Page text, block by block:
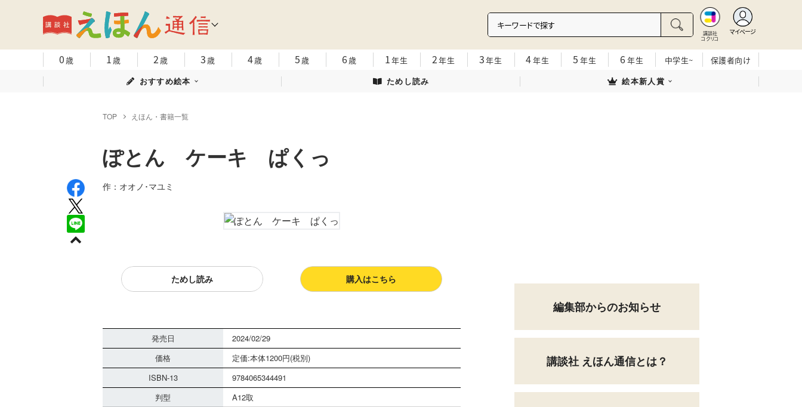
講談社
コクリコ
マイページ
0歳 1歳 2歳 3歳 4歳 5歳 6歳 1年生 2年生 3年生 4年生 5 年生 6 年生 中学生~
保護者向け
おすすめ絵本
ためし読み 絵本新人賞
TOP えほん・書籍一覧
ぽとん ケーキ ぱくっ
作：オオノ･マユミ
ためし読み 購入はこちら
発売日
2024/02/29
価格
定価:本体1200円(税別)
ISBN-13
9784065344491
判型
A12取
編集部からのお知らせ
講談社 えほん通信とは？